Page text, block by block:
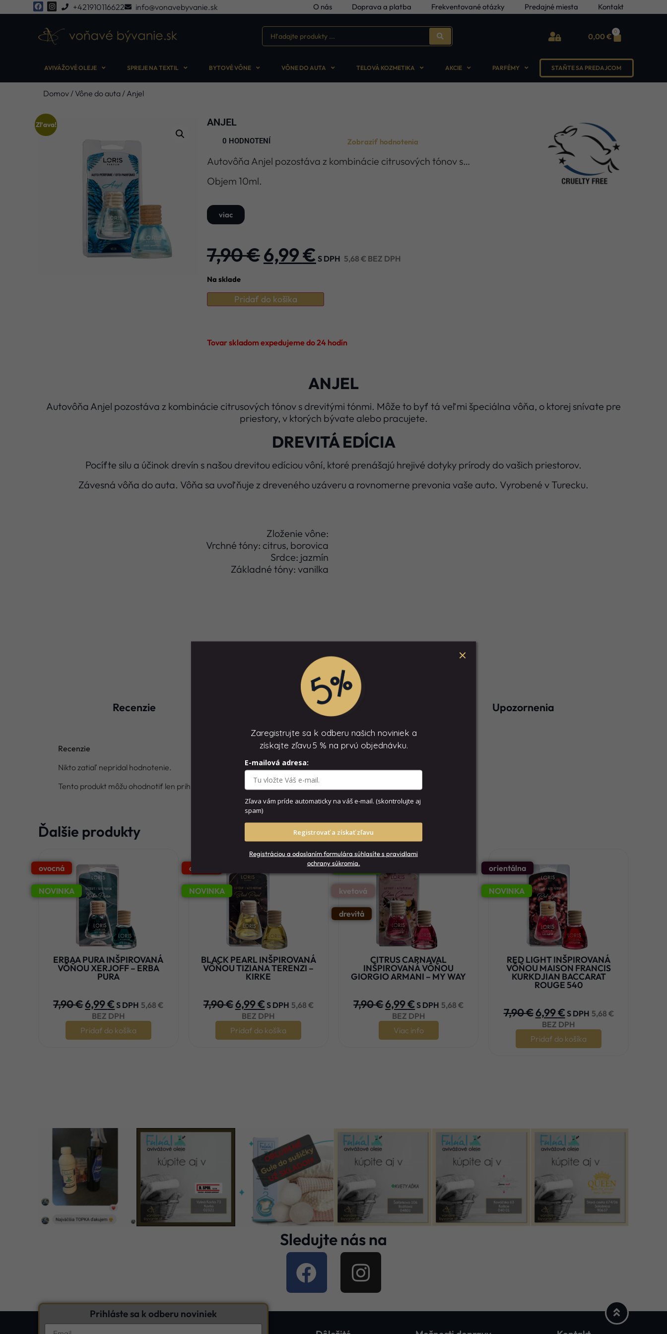
+421910116622 info@vonavebyvanie.sk O nás Doprava a platba Frekventované otázky Predajné miesta Kontakt
0,00€
0
AVIVÁŽOVÉ OLEJE SPREJE NA TEXTIL BYTOVÉ VÔNE VÔNE DO AUTA TELOVÁ KOZMETIKA AKCIE PARFÉMY STAŇTE SA PREDAJCOM
Domov/ Vône do auta / Anjel
Zľava! ANJEL
0 HODNOTENÍ Zobraziť hodnotenia
Autovôňa Anjel pozostáva z kombinácie citrusových tónov s…
Objem 10ml.
viac
7,90€6,99€ S DPH 5,68 €BEZ DPH
Na sklade
Pridať do košíka
Tovar skladom expedujeme do 24 hodín
ANJEL
Autovôňa Anjel pozostáva z kombinácie citrusových tónov s drevitými tónmi. Môže to byť tá veľmi špeciálna vôňa, o ktorej snívate pre
priestory, v ktorých bývate alebo pracujete.
DREVITÁ EDÍCIA
Pocíťte silu a účinok drevín s našou drevitou edíciou vôní, ktoré prenášajú hrejivé dotyky prírody do vašich priestorov.
Závesná vôňa do auta. Vôňa sa uvoľňuje z dreveného uzáveru a rovnomerne prevonia vaše auto. Vyrobené v Turecku.
Zloženie vône:
Vrchné tóny: citrus, borovica
Srdce: jazmín
Základné tóny: vanilka
Recenzie Zloženie Upozornenia
Recenzie
Nikto zatiaľ nepridal hodnotenie.
Tento produkt môžu ohodnotiť len prihlásení zákazníci, ktorí si ho kúpili.
Ďalšie produkty
ovocná
NOVINKA
ERBAA PURA INŠPIROVANÁ
VÔŇOU XERJOFF – ERBA
PURA
7,90€6,99€ S DPH 5,68€
BEZ DPH
Pridať do košíka
ovocná
NOVINKA
BLACK PEARL INŠPIROVANÁ
VÔŇOU TIZIANA TERENZI –
KIRKE
7,90€6,99€ S DPH 5,68 €
BEZ DPH
Pridať do košíka
NOVINKA
kvetová
drevitá
CITRUS CARNAVAL
INŠPIROVANÁ VÔŇOU
GIORGIO ARMANI – MY WAY
7,90€6,99€ S DPH 5,68€
BEZ DPH
Viac info
orientálna
NOVINKA
RED LIGHT INŠPIROVANÁ
VÔŇOU MAISON FRANCIS
KURKDJIAN BACCARAT
ROUGE 540
7,90€6,99€ S DPH 5,68 €
BEZ DPH
Pridať do košíka
Sledujte nás na
Prihláste sa k odberu noviniek
Zaregistrujte sa k odberu našich noviniek a
získajte zľavu5 % na prvú objednávku.
E-mailová adresa:
Zľava vám príde automaticky na váš e-mail. (skontrolujte aj
spam)
Registrovať a získať zľavu
Registráciou a odoslaním formulára súhlasíte s pravidlami
ochrany súkromia.